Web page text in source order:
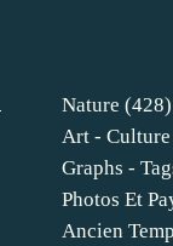
Nature (428)
Art -
Graphs -
Photos Et
Ancien